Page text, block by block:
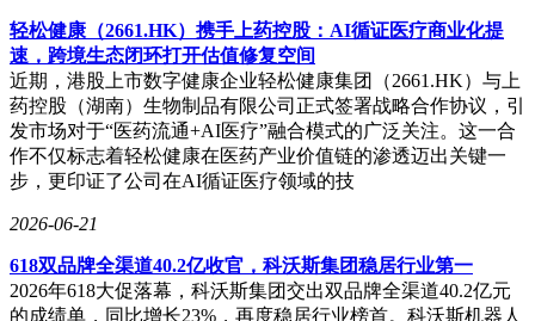
轻松健康（2661.HK）携手上药控股：AI循证医疗商业化提
速，跨境生态闭环打开估值修复空间
近期，港股上市数字健康企业轻松健康集团（2661.HK）与上
药控股（湖南）生物制品有限公司正式签署战略合作协议，引
发市场对于“医药流通+AI医疗”融合模式的广泛关注。这一合
作不仅标志着轻松健康在医药产业价值链的渗透迈出关键一
步，更印证了公司在AI循证医疗领域的技
2026-06-21
618双品牌全渠道40.2亿收官，科沃斯集团稳居行业第一
2026年618大促落幕，科沃斯集团交出双品牌全渠道40.2亿元
的成绩单，同比增长23%，再度稳居行业榜首。科沃斯机器人